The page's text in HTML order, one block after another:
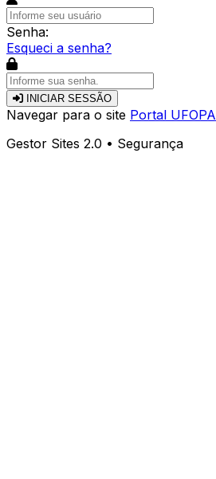
Senha:
Esqueci a senha?
INICIAR SESSÃO
Navegar para o site Portal UFOPA
Gestor Sites 2.0 • Segurança